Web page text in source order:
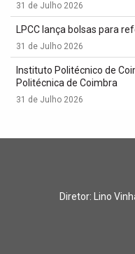
31 de Julho 2026
LPCC lança bolsas para
31 de Julho 2026
Instituto Politécnico de
Politécnica de Coimbra
31 de Julho 2026
Diretor: Lino